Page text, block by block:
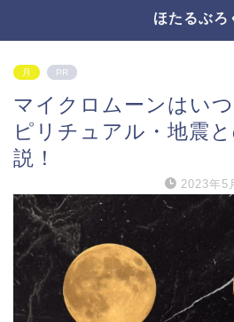
ほたるぶろ
月 PR
マイクロムーンはい
ピリチュアル・地震
説！
2023年5